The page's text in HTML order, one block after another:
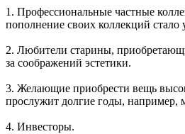
1. Профессиональные частные
пополнение своих коллекций стало
2. Любители старины,
за соображений эстетики.
3. Желающие приобрести вещь
прослужит долгие годы, например,
4. Инвесторы.